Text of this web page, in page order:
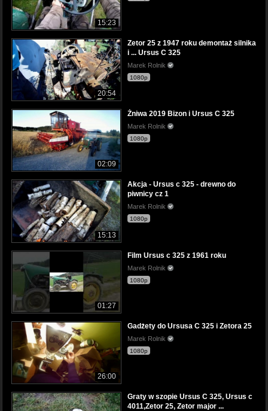
15:23
20:54
Zetor 25 z 1947 roku demontaż silnika
i ... Ursus C 325
Marek Rolnik
1080p
02:09
Żniwa 2019 Bizon i Ursus C 325
Marek Rolnik
1080p
15:13
Akcja - Ursus c 325 - drewno do
piwnicy cz 1
Marek Rolnik
1080p
01:27
Film Ursus c 325 z 1961 roku
Marek Rolnik
1080p
26:00
Gadżety do Ursusa C 325 i Zetora 25
Marek Rolnik
1080p
Graty w szopie Ursus C 325, Ursus c
4011,Zetor 25, Zetor major ...